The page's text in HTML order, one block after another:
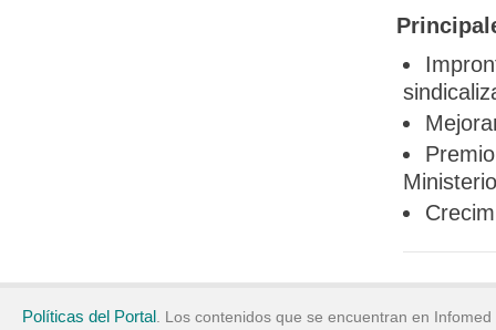
Políticas del Portal. Los contenidos que se encuentran en Infomed